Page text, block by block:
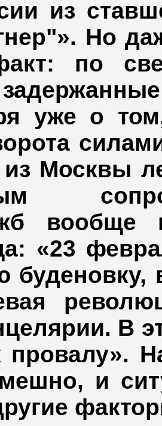
из
Но
по
уже о
Москвы
вообще
«23
В
провалу».
и